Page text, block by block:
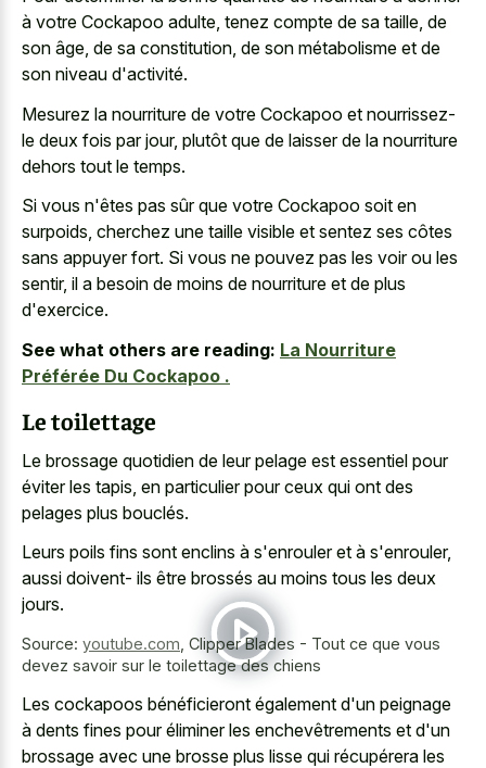
à votre Cockapoo adulte, tenez compte de sa taille, de
son âge, de sa constitution, de son métabolisme et de
son niveau d'activité.
Mesurez la nourriture de votre Cockapoo et nourrissez-
le deux fois par jour, plutôt que de laisser de la nourriture
dehors tout le temps.
Si vous n'êtes pas sûr que votre Cockapoo soit en
surpoids, cherchez une taille visible et sentez ses côtes
sans appuyer fort. Si vous ne pouvez pas les voir ou les
sentir, il a besoin de moins de nourriture et de plus
d'exercice.
See what others are reading: La Nourriture
Préférée Du Cockapoo .
Le toilettage
Le brossage quotidien de leur pelage est essentiel pour
éviter les tapis, en particulier pour ceux qui ont des
pelages plus bouclés.
Leurs poils fins sont enclins à s'enrouler et à s'enrouler,
aussi doivent- ils être brossés au moins tous les deux
jours.
Source: youtube.com Clipper Blades - Tout ce que vous
devez savoir sur le toilettage des chiens
Les cockapoos bénéficieront également d'un peignage
à dents fines pour éliminer les enchevêtrements et d'un
brossage avec une brosse plus lisse qui récupérera les